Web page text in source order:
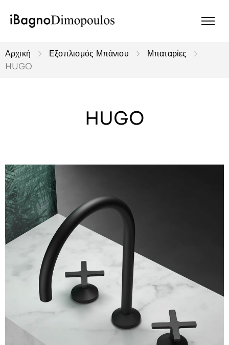
Αρχική Εξοπλισμός Μπάνιου
Μπαταρίες
HUGO
HUGO